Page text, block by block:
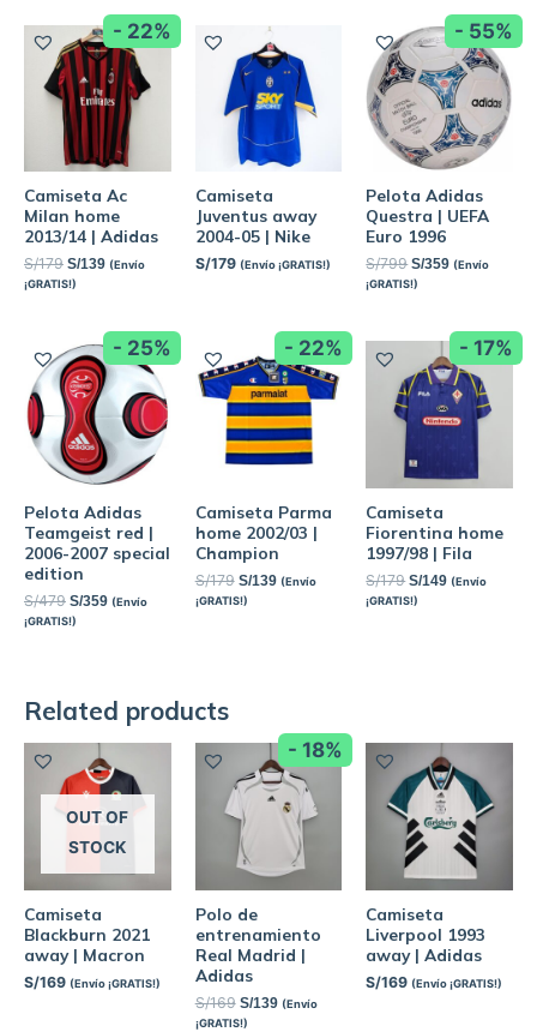
- 22%
Camiseta Ac
Milan home
2013/14 | Adidas
S/179 S/139 (Envío
¡GRATIS!)
Camiseta
Juventus away
2004-05 | Nike
S/179 (Envío ¡GRATIS!)
- 55%
Pelota Adidas
Questra | UEFA
Euro 1996
S/799 S/359 (Envío
¡GRATIS!)
- 25%
Pelota Adidas
Teamgeist red |
2006-2007 special
edition
S/479 S/359 (Envío
¡GRATIS!)
- 22%
Camiseta Parma
home 2002/03 |
Champion
S/179 S/139 (Envío
¡GRATIS!)
- 17%
Camiseta
Fiorentina home
1997/98 | Fila
S/179 S/149 (Envío
¡GRATIS!)
Related products
OUT OF
STOCK
Camiseta
Blackburn 2021
away | Macron
S/169 (Envío ¡GRATIS!)
- 18%
Polo de
entrenamiento
Real Madrid |
Adidas
S/169 S/139 (Envío
¡GRATIS!)
Camiseta
Liverpool 1993
away | Adidas
S/169 (Envío ¡GRATIS!)